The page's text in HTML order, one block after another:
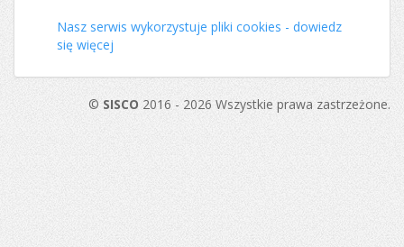
Nasz serwis wykorzystuje pliki cookies - dowiedz
się więcej
© SISCO 2016 - 2026 Wszystkie prawa zastrzeżone.